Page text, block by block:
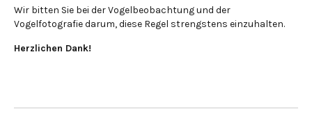
Wir bitten Sie bei der Vogelbeobachtung und der
Vogelfotografie darum, diese Regel strengstens einzuhalten.
Herzlichen Dank!